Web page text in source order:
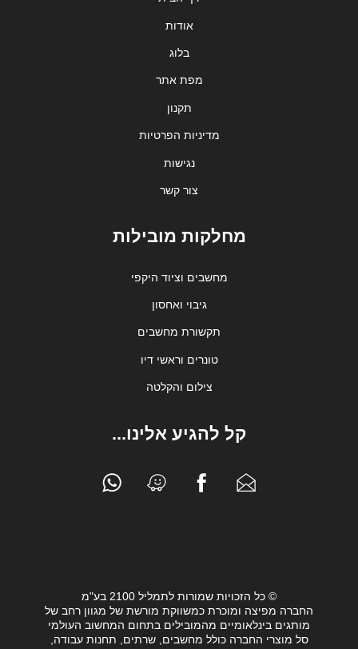
אודות
בלוג
מפת אתר
תקנון
מדיניות הפרטיות
נגישות
צור קשר
מחלקות מובילות
מחשבים וציוד היקפי
גיבוי ואחסון
תקשורת מחשבים
טונרים וראשי דיו
צילום והקלטה
קל להגיע אלינו...
© כל הזכויות שמורות לתמליל 2100 בע"מ
החברה מפיצה ומוכרת כמשווקת מורשת של מגוון רחב של
מותגים בינלאומיים מהמובילים בתחום המחשוב העולמי
סל מוצרי החברה כולל מחשבים, שרתים, תחנות עבודה,